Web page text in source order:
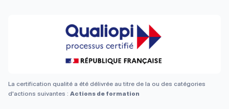
La certification qualité a été délivrée au titre de la ou des catégories
d'actions suivantes : Actions de formation